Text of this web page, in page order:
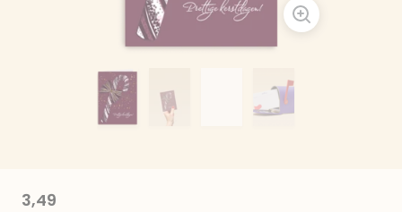
3,49